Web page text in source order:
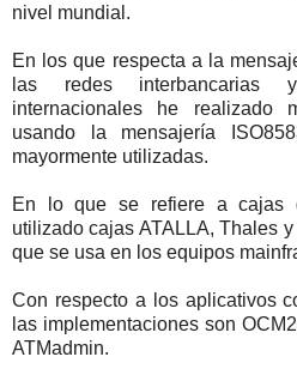
nivel mundial.
En los que respecta a la
las redes
internacionales he realizado
usando la mensajería
mayormente utilizadas.
En lo que se refiere a cajas
utilizado cajas ATALLA, Thales
que se usa en los equipos
Con respecto a los aplicativos
las implementaciones son
ATMadmin.